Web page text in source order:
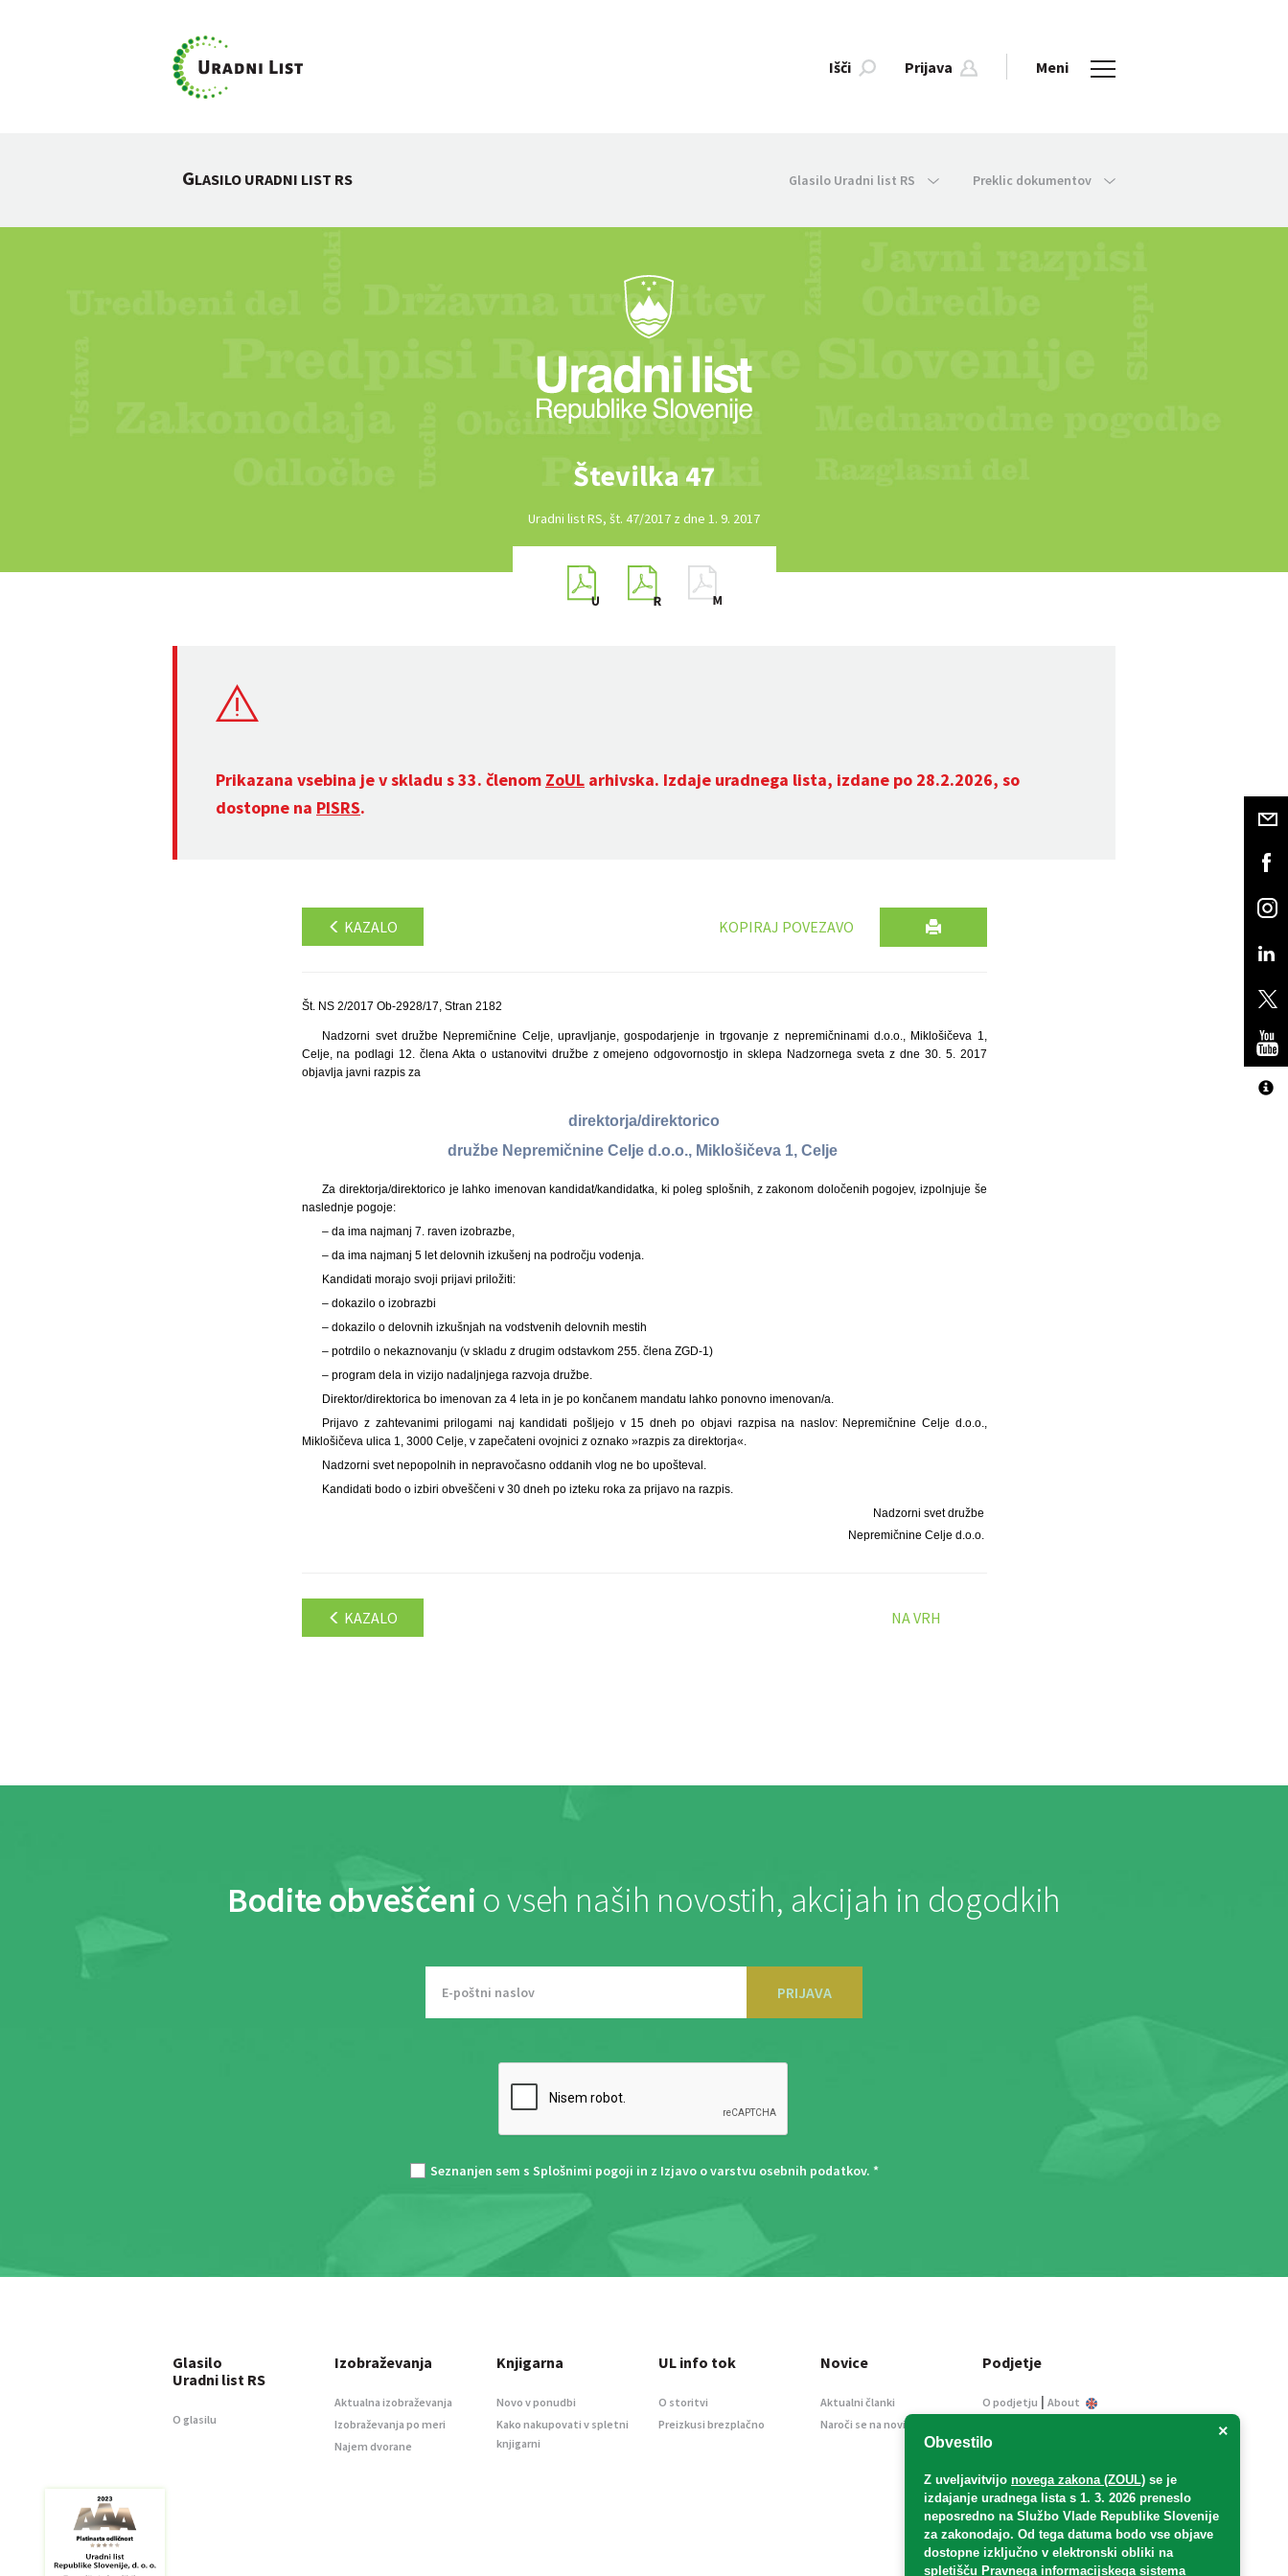
Išči Prijava Meni
GLASILO URADNI LIST RS Glasilo Uradni list RS Preklic dokumentov
Številka 47
Uradni list RS, št. 47/2017 z dne 1. 9. 2017
Prikazana vsebina je v skladu s 33. členom ZoUL arhivska. Izdaje uradnega lista, izdane po 28.2.2026, so
dostopne na PISRS.
KAZALO KOPIRAJ POVEZAVO
Št. NS 2/2017 Ob-2928/17, Stran 2182
Nadzorni svet družbe Nepremičnine Celje, upravljanje, gospodarjenje in trgovanje z nepremičninami d.o.o., Miklošičeva 1,
Celje, na podlagi 12. člena Akta o ustanovitvi družbe z omejeno odgovornostjo in sklepa Nadzornega sveta z dne 30. 5. 2017
objavlja javni razpis za
direktorja/direktorico
družbe Nepremičnine Celje d.o.o., Miklošičeva 1, Celje
Za direktorja/direktorico je lahko imenovan kandidat/kandidatka, ki poleg splošnih, z zakonom določenih pogojev, izpolnjuje še
naslednje pogoje:
– da ima najmanj 7. raven izobrazbe,
– da ima najmanj 5 let delovnih izkušenj na področju vodenja.
Kandidati morajo svoji prijavi priložiti:
– dokazilo o izobrazbi
– dokazilo o delovnih izkušnjah na vodstvenih delovnih mestih
– potrdilo o nekaznovanju (v skladu z drugim odstavkom 255. člena ZGD-1)
– program dela in vizijo nadaljnjega razvoja družbe.
Direktor/direktorica bo imenovan za 4 leta in je po končanem mandatu lahko ponovno imenovan/a.
Prijavo z zahtevanimi prilogami naj kandidati pošljejo v 15 dneh po objavi razpisa na naslov: Nepremičnine Celje d.o.o.,
Miklošičeva ulica 1, 3000 Celje, v zapečateni ovojnici z oznako »razpis za direktorja«.
Nadzorni svet nepopolnih in nepravočasno oddanih vlog ne bo upošteval.
Kandidati bodo o izbiri obveščeni v 30 dneh po izteku roka za prijavo na razpis.
Nadzorni svet družbe
Nepremičnine Celje d.o.o.
KAZALO NA VRH
Bodite obveščeni o vseh naših novostih, akcijah in dogodkih
PRIJAVA
Seznanjen sem s Splošnimi pogoji in z Izjavo o varstvu osebnih podatkov. *
×
Obvestilo
Z uveljavitvijo novega zakona (ZOUL) se je
izdajanje uradnega lista s 1. 3. 2026 preneslo
neposredno na Službo Vlade Republike Slovenije
za zakonodajo. Od tega datuma bodo vse objave
dostopne izključno v elektronski obliki na
spletišču Pravnega informacijskega sistema
Glasilo
Uradni list RS
O glasilu
Izobraževanja
Aktualna izobraževanja
Izobraževanja po meri
Najem dvorane
Knjigarna
Novo v ponudbi
Kako nakupovati v spletni
knjigarni
UL info tok
O storitvi
Preizkusi brezplačno
Novice
Aktualni članki
Naroči se na novice
Podjetje
O podjetju | About
Informacije javnega
Oglaševanje
Splošni pogoji
Izjava o varstvu osebnih
podatkov
E-dražbe